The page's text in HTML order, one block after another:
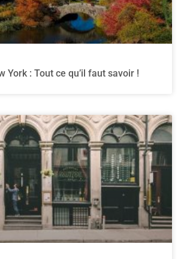
York : Tout ce qu’il faut savoir !